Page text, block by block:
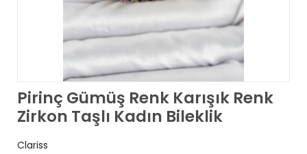
Pirinç Gümüş Renk Karışık Renk
Zirkon Taşlı Kadın Bileklik
Clariss